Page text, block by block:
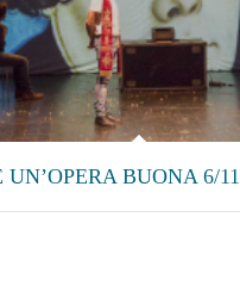
UN’OPERA BUONA 6/11